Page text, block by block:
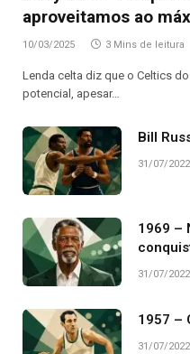
aproveitamos ao
10/03/2025 3 Mins de leitura
Lenda celta diz que o Celtics
potencial, apesar…
Bill
31/07/2022
1969 –
31/07/2022
1957 –
31/07/2022